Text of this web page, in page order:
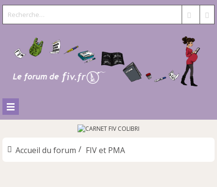
Accueil du forum FIV et PMA